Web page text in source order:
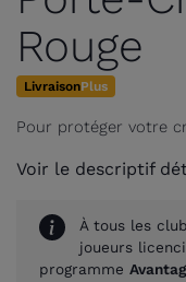
Rouge
LivraisonPlus
Pour protéger votre
Voir le descriptif
À tous les
joueurs
programme